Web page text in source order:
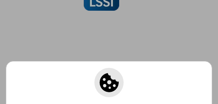
Suscríbete para recibir ofertas y
promociones